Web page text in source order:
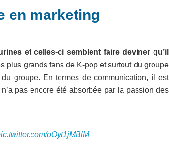
en marketing
et celles-ci semblent faire deviner qu’il
plus grands fans de K-pop et surtout du groupe
groupe. En termes de communication, il est
pas encore été absorbée par la passion des
oOyt1jMBlM